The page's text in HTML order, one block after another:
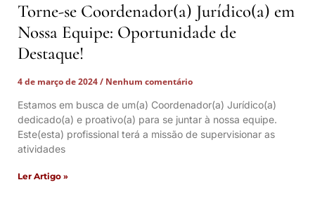
Torne-se Coordenador(a) Jurídico(a) em
Nossa Equipe: Oportunidade de
Destaque!
4 de março de 2024
Nenhum comentário
Estamos em busca de um(a) Coordenador(a) Jurídico(a)
dedicado(a) e proativo(a) para se juntar à nossa equipe.
Este(esta) profissional terá a missão de supervisionar as
atividades
Ler Artigo »